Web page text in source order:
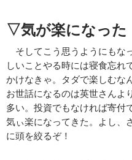
▽気が楽になった
そしてこう思うようにもな
しいことやる時には寝食忘れ
かけなきゃ。タダで楽しむな
お世話になるのは英世さんよ
多い。投資でもなければ寄付
気ぃ楽になってきた。よし、
に頭を絞るぞ！